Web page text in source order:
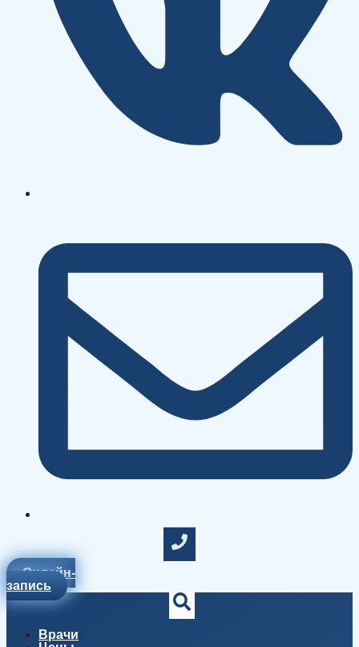
Онлайн-
запись
Врачи